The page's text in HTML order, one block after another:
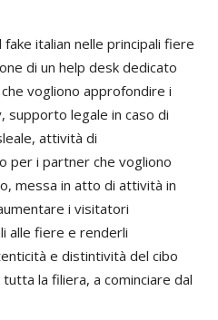
italian nelle principali fiere
di un help desk dedicato
vogliono approfondire i
supporto legale in caso di
attività di
per i partner che vogliono
messa in atto di attività in
i visitatori
alle fiere e renderli
e distintività del cibo
la filiera, a cominciare dal